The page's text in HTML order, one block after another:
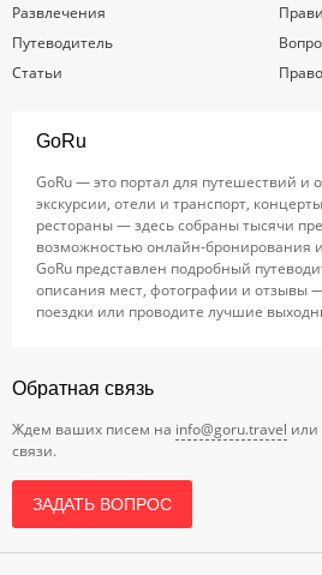
Развлечения
Путеводитель
Статьи
GoRu
GoRu — это портал для путешествий и
экскурсии, отели и транспорт,
рестораны — здесь собраны тысячи
возможностью онлайн-бронирования
GoRu представлен подробный
описания мест, фотографии и отзывы
поездки или проводите лучшие
Обратная связь
Ждем ваших писем на info@goru.travel или
связи.
ЗАДАТЬ ВОПРОС